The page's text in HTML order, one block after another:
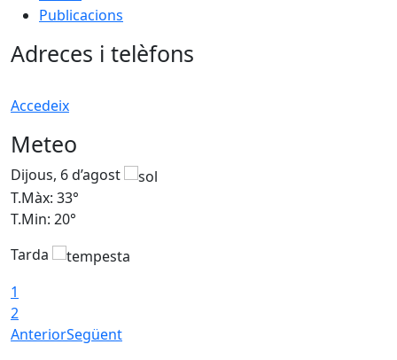
Publicacions
Adreces i telèfons
Accedeix
Meteo
Dijous, 6 d’agost
T.Màx: 33°
T.Min: 20°
Tarda
1
2
AnteriorSegüent